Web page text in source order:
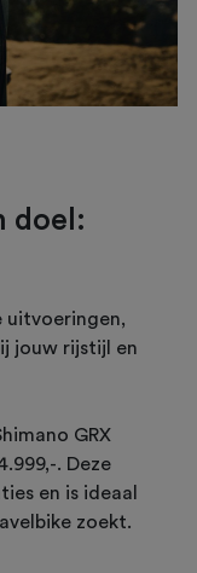
doel:
uitvoeringen,
jouw rijstijl en
GRX
. Deze
en is ideaal
zoekt.